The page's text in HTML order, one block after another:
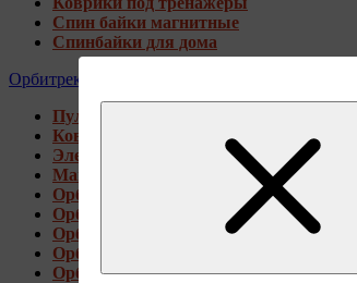
Спин байки магнитные
Спинбайки для дома
Орбитреки
Пульсометри
Коврики под тренажеры
Электромагнитные орбитреки
Магнитные орбитреки
Орбитреки переднеприводные
Орбитреки заднеприводные
Орбитреки для высоких пользователей
Орбитреки генераторные
Орбитреки для дома